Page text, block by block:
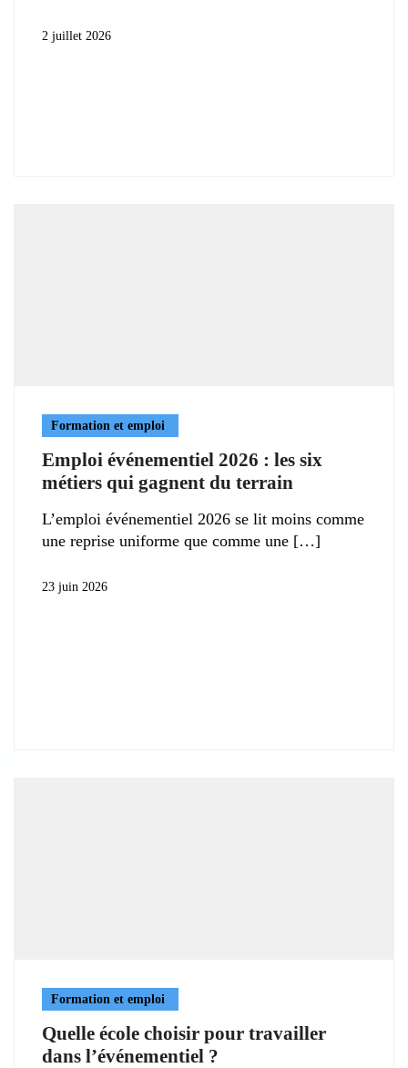
2 juillet 2026
Formation et emploi
Emploi événementiel 2026 : les six
métiers qui gagnent du terrain
L’emploi événementiel 2026 se lit moins comme
une reprise uniforme que comme une
23 juin 2026
Formation et emploi
Quelle école choisir pour travailler
dans l’événementiel ?